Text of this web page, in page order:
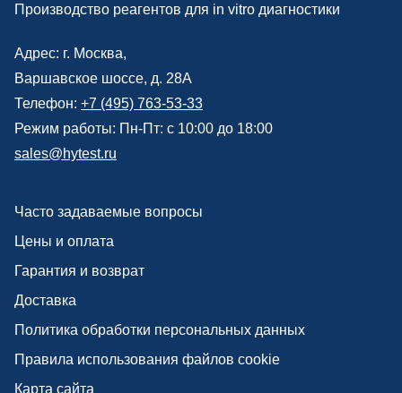
Производство реагентов для in vitro диагностики
Адрес: г. Москва,
Варшавское шоссе, д. 28А
Телефон: +7 (495) 763-53-33
Режим работы: Пн-Пт: с 10:00 до 18:00
sales@hytest.ru
Часто задаваемые вопросы
Цены и оплата
Гарантия и возврат
Доставка
Политика обработки персональных данных
Правила использования файлов cookie
Карта сайта